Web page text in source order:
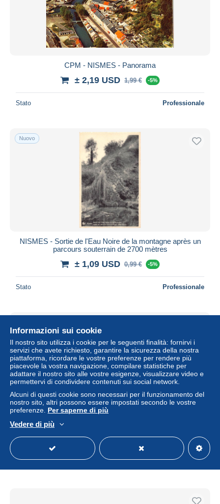
CPM - NISMES - Panorama
± 2,19 USD 1,99 € -5%
Stato Professionale
Nuovo
NISMES - Sortie de l'Eau Noire de la montagne après un
parcours souterrain de 2700 mètres
± 1,09 USD 0,99 € -5%
Stato Professionale
NISMES - Un coin du Fondry des Chiens
± 1,09 USD
Informazioni sui cookie
Il nostro sito utilizza i cookie per le seguenti finalità: fornirvi i
servizi che avete richiesto, garantire la sicurezza della nostra
piattaforma, ricordare le vostre preferenze per rendere più
piacevole la vostra navigazione, compilare statistiche per
adattare il nostro sito alle vostre esigenze, visualizzare video e
permettervi di condividere contenuti sui social network.
Alcuni di questi cookie sono necessari per il funzionamento del
nostro sito, altri possono essere impostati secondo le vostre
preferenze. Per saperne di più
Vedere di più